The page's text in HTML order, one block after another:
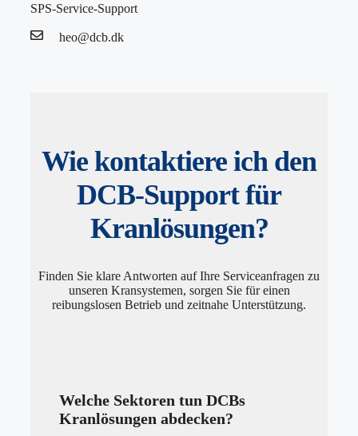
SPS-Service-Support
heo@dcb.dk
Wie kontaktiere ich den
DCB-Support für
Kranlösungen?
Finden Sie klare Antworten auf Ihre Serviceanfragen zu
unseren Kransystemen, sorgen Sie für einen
reibungslosen Betrieb und zeitnahe Unterstützung.
Welche Sektoren tun DCBs
Kranlösungen abdecken?